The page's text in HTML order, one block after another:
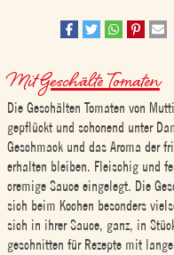
MitGeschälte Tomaten
Die Geschälten Tomaten von
gepflückt und schonend unter
Geschmack und das Aroma der
erhalten bleiben. Fleischig und
cremige Sauce eingelegt. Die
sich beim Kochen besonders
sich in ihrer Sauce, ganz, in
geschnitten für Rezepte mit